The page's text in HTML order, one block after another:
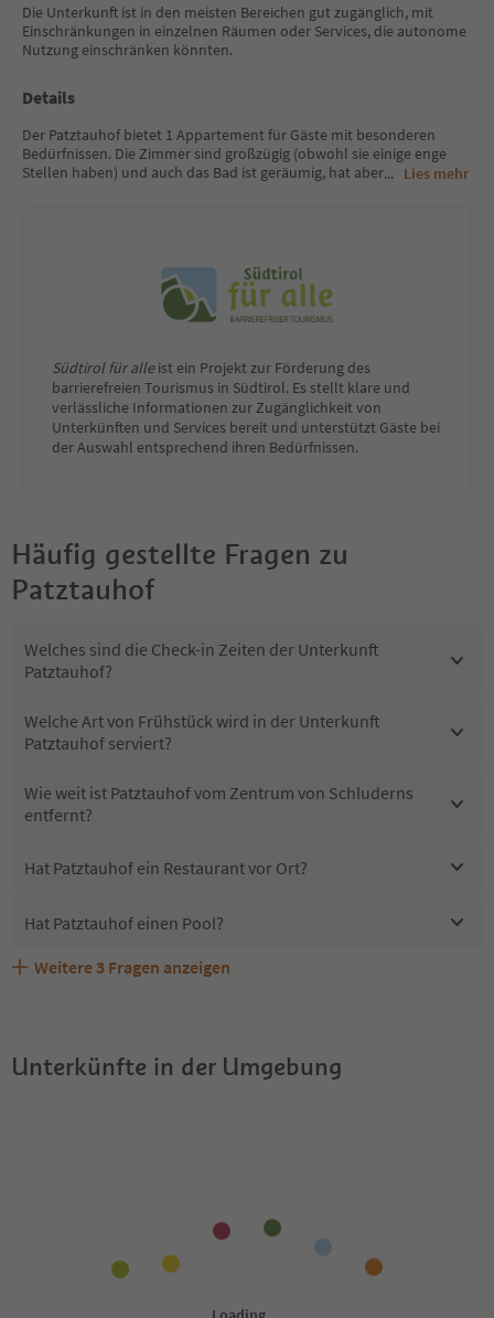
Die Unterkunft ist in den meisten Bereichen gut zugänglich, mit
Einschränkungen in einzelnen Räumen oder Services, die autonome
Nutzung einschränken könnten.
Details
Der Patztauhof bietet 1 Appartement für Gäste mit besonderen
Bedürfnissen. Die Zimmer sind großzügig (obwohl sie einige enge
Stellen haben) und auch das Bad ist geräumig, hat aber... Lies mehr
Südtirol für alleist ein Projekt zur Förderung des
barrierefreien Tourismus in Südtirol. Es stellt klare und
verlässliche Informationen zur Zugänglichkeit von
Unterkünften und Services bereit und unterstützt Gäste bei
der Auswahl entsprechend ihren Bedürfnissen.
Häufig gestellte Fragen zu
Patztauhof
Welches sind die Check-in Zeiten der Unterkunft
Patztauhof?
Welche Art von Frühstück wird in der Unterkunft
Patztauhof serviert?
Wie weit ist Patztauhof vom Zentrum von Schluderns
entfernt?
Hat Patztauhof ein Restaurant vor Ort?
Hat Patztauhof einen Pool?
Sind Haustiere in der Unterkunft Patztauhof erlaubt?
Welche Services bietet Patztauhof?
Erhalten die Gäste von Patztauhof einen Südtirol
Weitere 3 Fragen anzeigen
Unterkünfte in der Umgebung